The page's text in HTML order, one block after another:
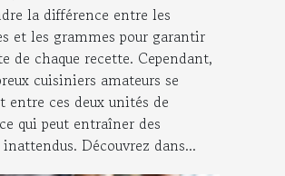
la différence entre les
et les grammes pour garantir
de chaque recette. Cependant,
cuisiniers amateurs se
entre ces deux unités de
qui peut entraîner des
Découvrez dans...